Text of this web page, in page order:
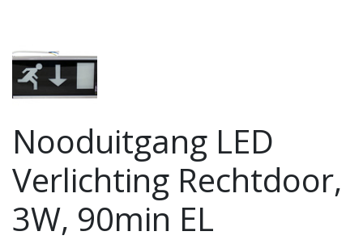
Nooduitgang LED
Verlichting Rechtdoor,
3W, 90min EL